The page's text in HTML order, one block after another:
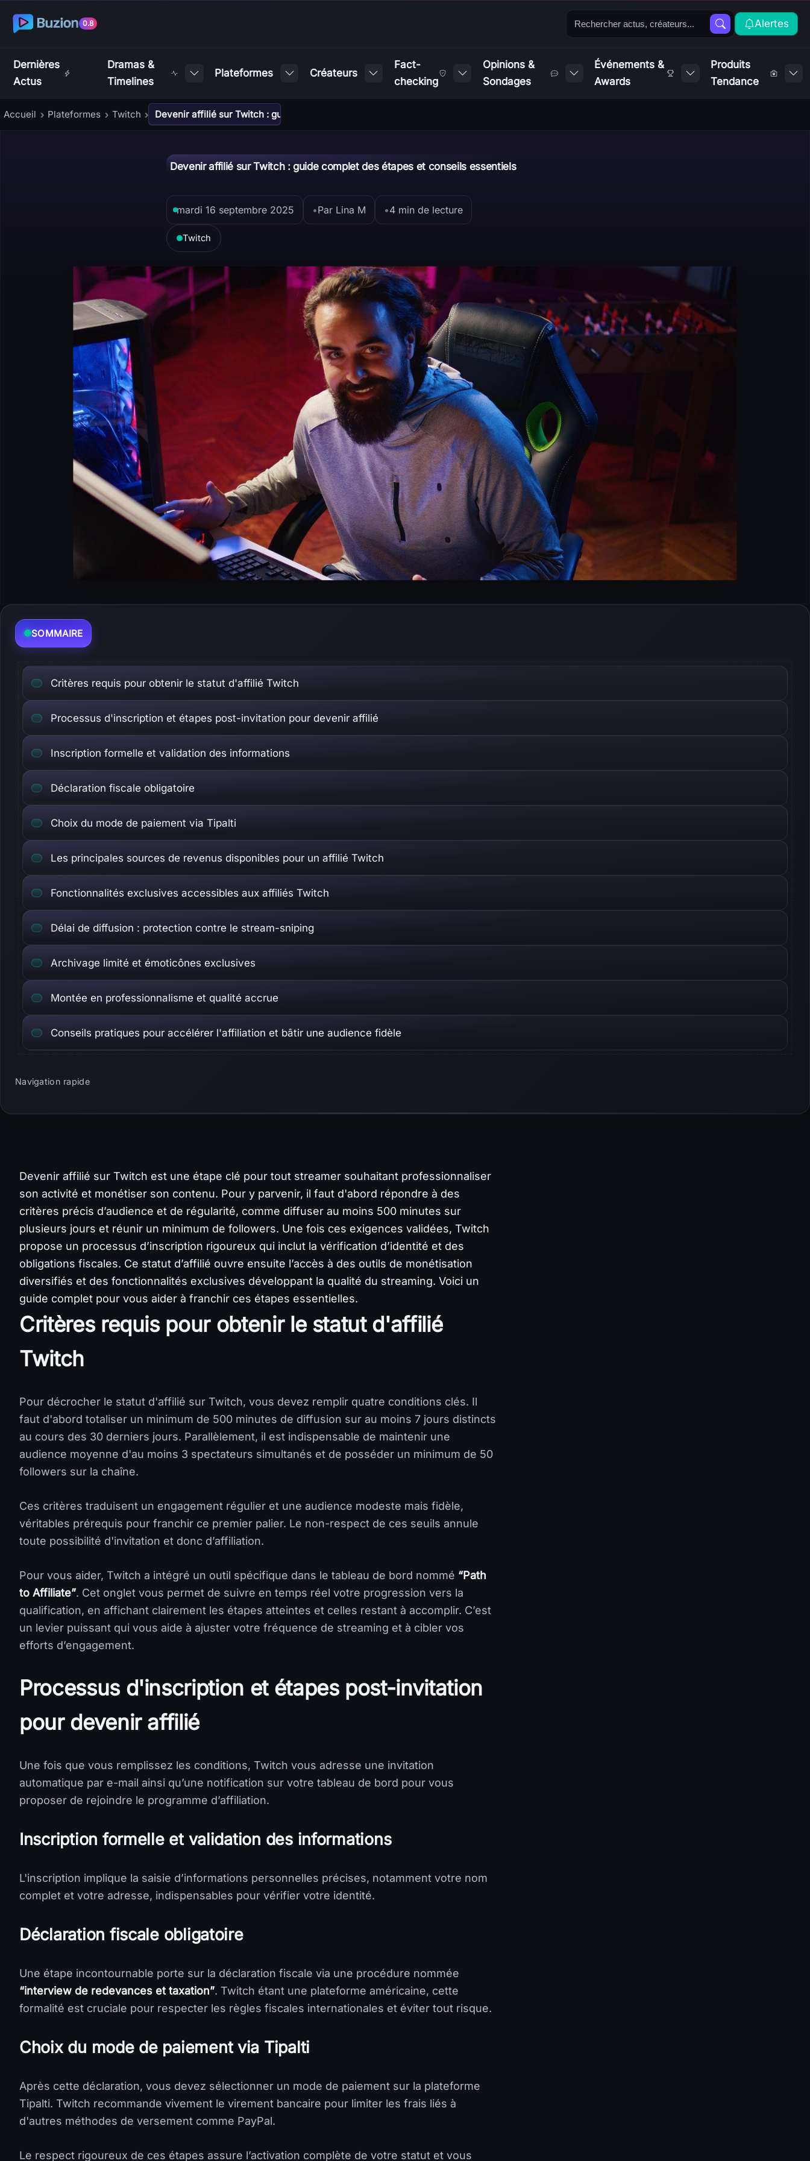
0.8 Alertes
Dernières
Actus
Dramas &
Timelines
Plateformes Créateurs
Fact-
checking
Opinions &
Sondages
Événements &
Awards
Produits
Tendance
Accueil › Plateformes › Twitch › Devenir affilié sur Twitch : guide complet des étapes et conseils essentiels
Devenir affilié sur Twitch : guide complet des étapes et conseils essentiels
mardi 16 septembre 2025 •Par Lina M •4 min de lecture
Twitch
SOMMAIRE
Critères requis pour obtenir le statut d'affilié Twitch
Processus d'inscription et étapes post-invitation pour devenir affilié
Inscription formelle et validation des informations
Déclaration fiscale obligatoire
Choix du mode de paiement via Tipalti
Les principales sources de revenus disponibles pour un affilié Twitch
Fonctionnalités exclusives accessibles aux affiliés Twitch
Délai de diffusion : protection contre le stream-sniping
Archivage limité et émoticônes exclusives
Montée en professionnalisme et qualité accrue
Conseils pratiques pour accélérer l'affiliation et bâtir une audience fidèle
Navigation rapide
Devenir affilié sur Twitch est une étape clé pour tout streamer souhaitant professionnaliser
son activité et monétiser son contenu. Pour y parvenir, il faut d'abord répondre à des
critères précis d’audience et de régularité, comme diffuser au moins 500 minutes sur
plusieurs jours et réunir un minimum de followers. Une fois ces exigences validées, Twitch
propose un processus d’inscription rigoureux qui inclut la vérification d’identité et des
obligations fiscales. Ce statut d’affilié ouvre ensuite l’accès à des outils de monétisation
diversifiés et des fonctionnalités exclusives développant la qualité du streaming. Voici un
guide complet pour vous aider à franchir ces étapes essentielles.
Critères requis pour obtenir le statut d'affilié
Twitch
Pour décrocher le statut d'affilié sur Twitch, vous devez remplir quatre conditions clés. Il
faut d'abord totaliser un minimum de 500 minutes de diffusion sur au moins 7 jours distincts
au cours des 30 derniers jours. Parallèlement, il est indispensable de maintenir une
audience moyenne d'au moins 3 spectateurs simultanés et de posséder un minimum de 50
followers sur la chaîne.
Ces critères traduisent un engagement régulier et une audience modeste mais fidèle,
véritables prérequis pour franchir ce premier palier. Le non-respect de ces seuils annule
toute possibilité d'invitation et donc d’affiliation.
Pour vous aider, Twitch a intégré un outil spécifique dans le tableau de bord nommé “Path
to Affiliate”. Cet onglet vous permet de suivre en temps réel votre progression vers la
qualification, en affichant clairement les étapes atteintes et celles restant à accomplir. C’est
un levier puissant qui vous aide à ajuster votre fréquence de streaming et à cibler vos
efforts d’engagement.
Processus d'inscription et étapes post-invitation
pour devenir affilié
Une fois que vous remplissez les conditions, Twitch vous adresse une invitation
automatique par e-mail ainsi qu’une notification sur votre tableau de bord pour vous
proposer de rejoindre le programme d’affiliation.
Inscription formelle et validation des informations
L'inscription implique la saisie d’informations personnelles précises, notamment votre nom
complet et votre adresse, indispensables pour vérifier votre identité.
Déclaration fiscale obligatoire
Une étape incontournable porte sur la déclaration fiscale via une procédure nommée
“interview de redevances et taxation”. Twitch étant une plateforme américaine, cette
formalité est cruciale pour respecter les règles fiscales internationales et éviter tout risque.
Choix du mode de paiement via Tipalti
Après cette déclaration, vous devez sélectionner un mode de paiement sur la plateforme
Tipalti. Twitch recommande vivement le virement bancaire pour limiter les frais liés à
d'autres méthodes de versement comme PayPal.
Le respect rigoureux de ces étapes assure l’activation complète de votre statut et vous